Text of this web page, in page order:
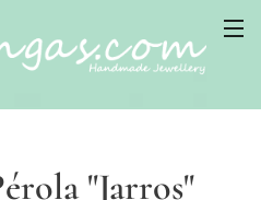
"Jarros"